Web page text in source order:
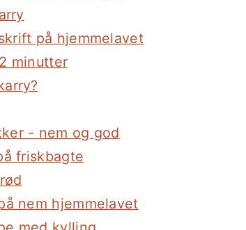
på hjemmelavet
minutter
- nem og god
friskbagte
nem hjemmelavet